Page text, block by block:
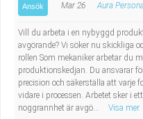
Ansök Mar 26 Aura
Vill du arbeta i en nybyggd
avgörande? Vi söker nu skickliga
rollen Som mekaniker arbetar du
produktionskedjan. Du ansvarar
precision och säkerställa att varje
vidare i processen. Arbetet sker i
noggrannhet är avgö...
Visa mer